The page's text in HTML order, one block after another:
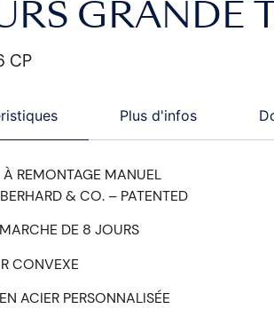
GRANDE
CP
Plus d'infos
REMONTAGE MANUEL
& CO. – PATENTED
DE 8 JOURS
CONVEXE
ACIER PERSONNALISÉE